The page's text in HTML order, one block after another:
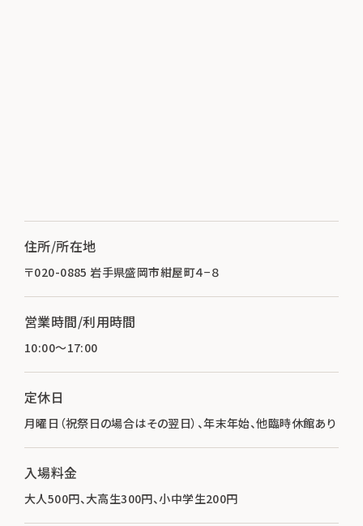
住所/所在地
〒020-0885 岩手県盛岡市紺屋町４−８
営業時間/利用時間
10:00～17:00
定休日
月曜日（祝祭日の場合はその翌日）、年末年始、他臨時休館あり
入場料金
大人500円、大高生300円、小中学生200円